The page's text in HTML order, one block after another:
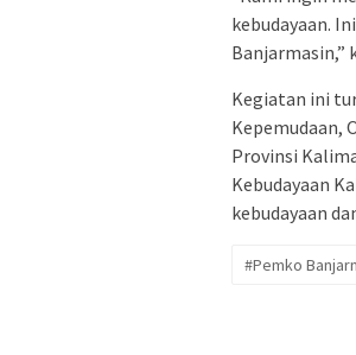
kebudayaan.
Banjarmasin,”
Kegiatan ini
Kepemudaan,
Provinsi
Kebudayaan
kebudayaan
#Pemko